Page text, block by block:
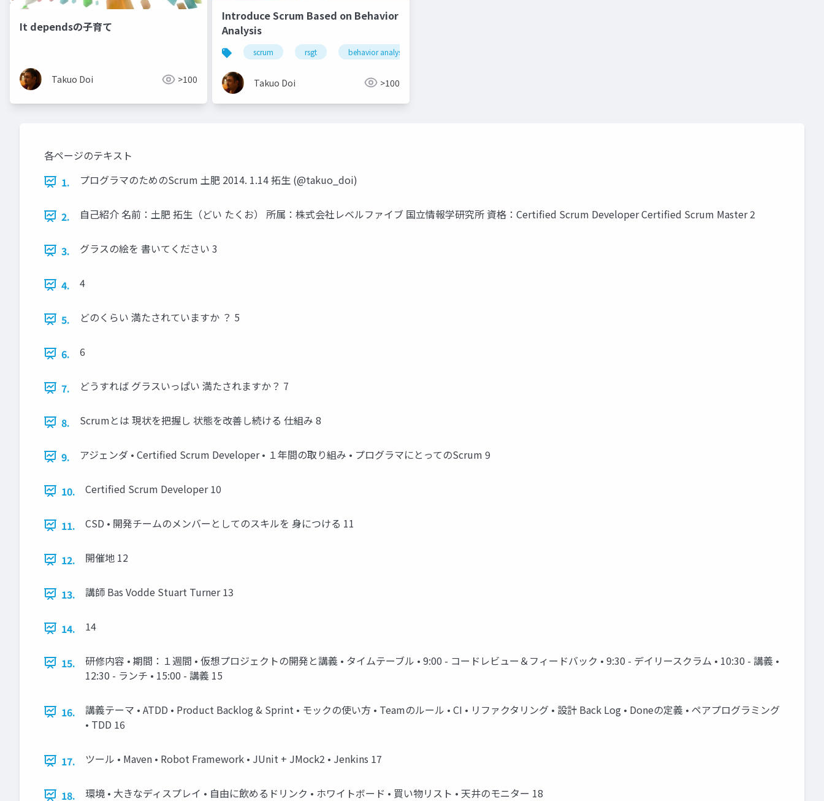
It dependsの子育て
Takuo Doi >100
Introduce Scrum Based on Behavior
Analysis
scrum rsgt behavior analysis
Takuo Doi >100
各ページのテキスト
1.
プログラマのためのScrum 土肥 2014. 1.14 拓生 (@takuo_doi)
2. 自己紹介 名前：土肥 拓生（どい たくお） 所属：株式会社レベルファイブ 国立情報学研究所 資格：Certified Scrum Developer Certified Scrum Master 2
3. グラスの絵を 書いてください 3
4. 4
5. どのくらい 満たされていますか ？ 5
6. 6
7. どうすれば グラスいっぱい 満たされますか？ 7
8. Scrumとは 現状を把握し 状態を改善し続ける 仕組み 8
9. アジェンダ • Certified Scrum Developer • １年間の取り組み • プログラマにとってのScrum 9
10. Certified Scrum Developer 10
11. CSD • 開発チームのメンバーとしてのスキルを 身につける 11
12. 開催地 12
13. 講師 Bas Vodde Stuart Turner 13
14. 14
15.
研修内容 • 期間：１週間 • 仮想プロジェクトの開発と講義 • タイムテーブル • 9:00 - コードレビュー＆フィードバック • 9:30 - デイリースクラム • 10:30 - 講義 •
12:30 - ランチ • 15:00 - 講義 15
16.
講義テーマ • ATDD • Product Backlog & Sprint • モックの使い方 • Teamのルール • CI • リファクタリング • 設計 Back Log • Doneの定義 • ペアプログラミング
• TDD 16
17. ツール • Maven • Robot Framework • JUnit + JMock2 • Jenkins 17
18. 環境 • 大きなディスプレイ • 自由に飲めるドリンク • ホワイトボード • 買い物リスト • 天井のモニター 18